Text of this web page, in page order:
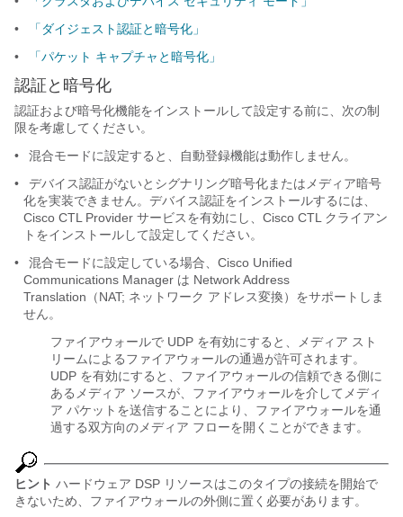
•
「ダイジェスト認証と暗号化」
•
「パケット キャプチャと暗号化」
認証と暗号化
認証および暗号化機能をインストールして設定する前に、次の制
限を考慮してください。
•
混合モードに設定すると、自動登録機能は動作しません。
•
デバイス認証がないとシグナリング暗号化またはメディア暗号
化を実装できません。デバイス認証をインストールするには、
Cisco CTL Provider サービスを有効にし、Cisco CTL クライアン
トをインストールして設定してください。
•
混合モードに設定している場合、Cisco Unified
Communications Manager は Network Address
Translation（NAT; ネットワーク アドレス変換）をサポートしま
せん。
ファイアウォールで UDP を有効にすると、メディア スト
リームによるファイアウォールの通過が許可されます。
UDP を有効にすると、ファイアウォールの信頼できる側に
あるメディア ソースが、ファイアウォールを介してメディ
ア パケットを送信することにより、ファイアウォールを通
過する双方向のメディア フローを開くことができます。
ヒント ハードウェア DSP リソースはこのタイプの接続を開始で
きないため、ファイアウォールの外側に置く必要があります。